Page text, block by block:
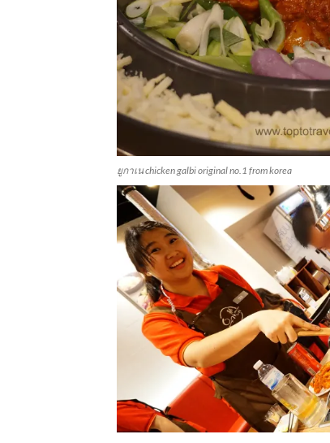
ยูกาเน chicken galbi original no.1 from korea